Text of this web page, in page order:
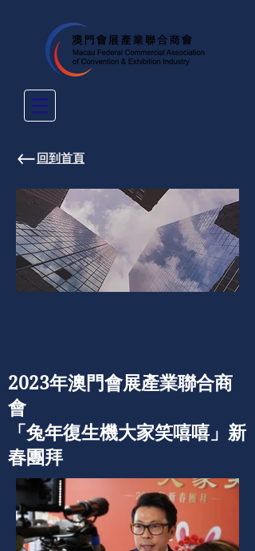
​回到首頁
2023年澳門會展產業聯合商
會
「兔年復生機大家笑嘻嘻」新
春團拜